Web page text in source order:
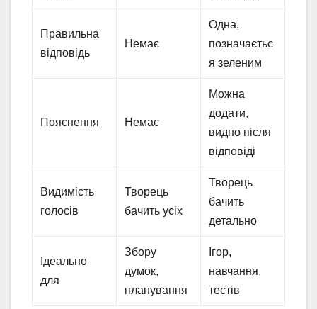
Правильна
відповідь
Немає
Одна,
позначаєтьс
я зеленим
Пояснення Немає
Можна
додати,
видно після
відповіді
Видимість
голосів
Творець
бачить усіх
Творець
бачить
детально
Ідеально
для
Збору
думок,
планування
Ігор,
навчання,
тестів